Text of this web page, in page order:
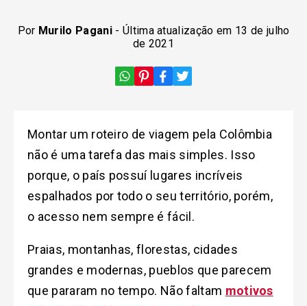
Por Murilo Pagani- Última atualização em 13 de julho
de 2021
Montar um roteiro de viagem pela Colômbia
não é uma tarefa das mais simples. Isso
porque, o país possuí lugares incríveis
espalhados por todo o seu território, porém,
o acesso nem sempre é fácil.
Praias, montanhas, florestas, cidades
grandes e modernas, pueblos que parecem
que pararam no tempo. Não faltam motivos